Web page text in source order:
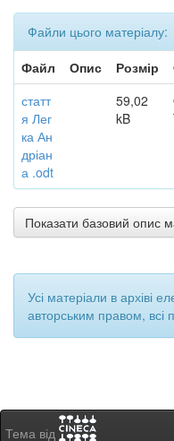
Файли цього матеріалу:
Файл
Опис Розмір
статт
я Лег
ка Ан
дріан
а .odt
59,02
kB
Показати базовий опис
Усі матеріали в архіві
авторським правом, всі
Тема від